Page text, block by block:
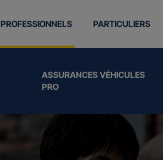
PROFESSIONNELS
ASSURANCES VÉHICULES
PRO
PARTICULIERS